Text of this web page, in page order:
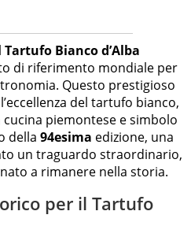
Tartufo Bianco d’Alba
di riferimento mondiale per
Questo prestigioso
del tartufo bianco,
piemontese e simbolo
della 94esima edizione, una
un traguardo straordinario,
a rimanere nella storia.
per il Tartufo